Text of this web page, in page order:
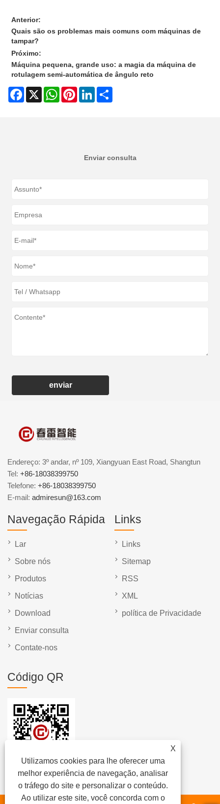
Anterior:
Quais são os problemas mais comuns com máquinas de
tampar?
Próximo:
Máquina pequena, grande uso: a magia da máquina de
rotulagem semi-automática de ângulo reto
Facebook
X WhatsAppPinterestLinkedIn
Enviar consulta
enviar
X
Utilizamos cookies para lhe oferecer uma
melhor experiência de navegação, analisar
o tráfego do site e personalizar o conteúdo.
Ao utilizar este site, você concorda com o
Endereço: 3º andar, nº 109, Xiangyuan East Road, Shangtun
Tel: +86-18038399750
Telefone: +86-18038399750
E-mail: admiresun@163.com
Navegação Rápida
Lar
Sobre nós
Produtos
Notícias
Download
Enviar consulta
Contate-nos
Links
Links
Sitemap
RSS
XML
política de Privacidade
Código QR